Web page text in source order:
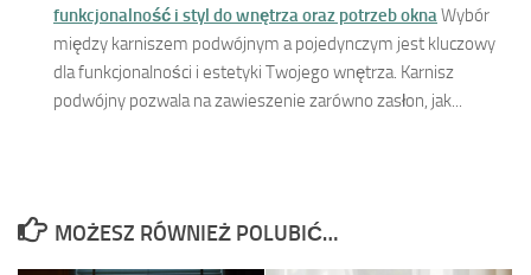
funkcjonalność i styl do wnętrza oraz potrzeb oknaWybór
między karniszem podwójnym a pojedynczym jest kluczowy
dla funkcjonalności i estetyki Twojego wnętrza. Karnisz
podwójny pozwala na zawieszenie zarówno zasłon, jak...
MOŻESZ RÓWNIEŻ POLUBIĆ…